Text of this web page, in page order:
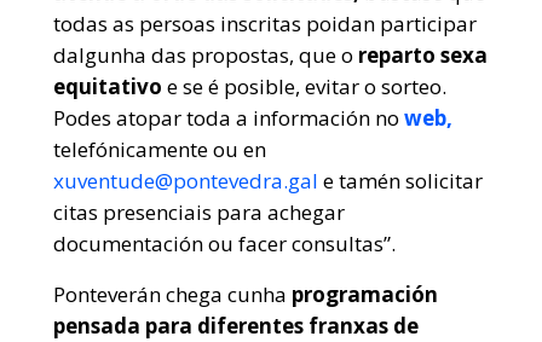
todas as persoas inscritas poidan participar
dalgunha das propostas, que o reparto sexa
equitativo e se é posible, evitar o sorteo.
Podes atopar toda a información no web,
telefónicamente ou en
xuventude@pontevedra.gal e tamén solicitar
citas presenciais para achegar
documentación ou facer consultas”.
Ponteverán chega cunha programación
pensada para diferentes franxas de